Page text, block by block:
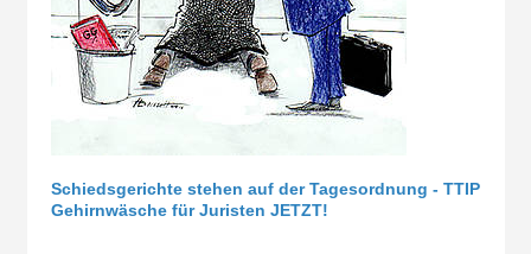
Schiedsgerichte stehen auf der Tagesordnung - TTIP
Gehirnwäsche für Juristen JETZT!